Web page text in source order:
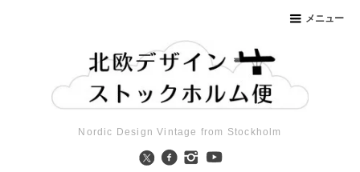
メニュー
Nordic Design Vintage from Stockholm